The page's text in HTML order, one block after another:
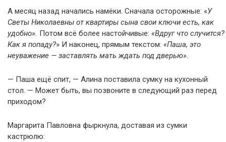
А месяц назад начались намёки. Сначала осторожные: «У
Светы Николаевны от квартиры сына свои ключи есть, как
удобно». Потом всё более настойчивые: «Вдруг что случится?
Как я попаду?» И наконец, прямым текстом: «Паша, это
неуважение — заставлять мать ждать под дверью».
— Паша ещё спит, — Алина поставила сумку на кухонный
стол. — Может быть, вы позвоните в следующий раз перед
приходом?
Маргарита Павловна фыркнула, доставая из сумки
кастрюлю: